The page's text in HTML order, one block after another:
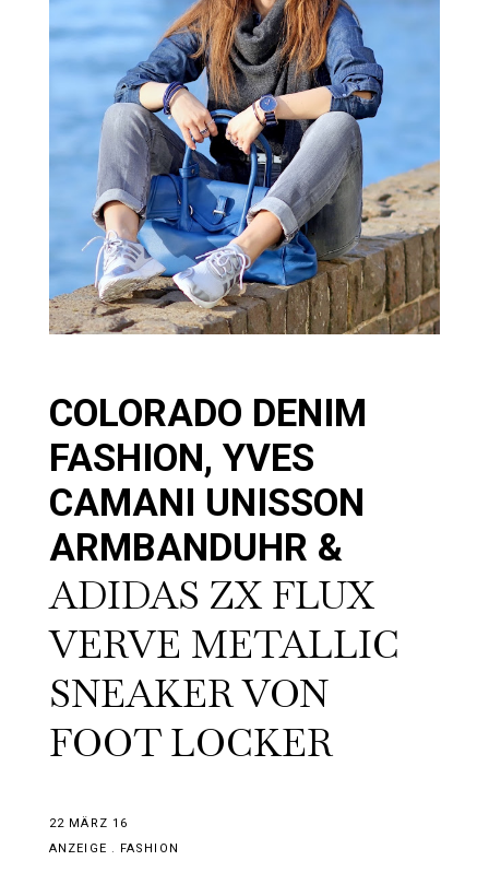
COLORADO DENIM
FASHION, YVES
CAMANI UNISSON
ARMBANDUHR &
ADIDAS ZX FLUX
VERVE METALLIC
SNEAKER VON
FOOT LOCKER
22 MÄRZ 16
ANZEIGE . FASHION